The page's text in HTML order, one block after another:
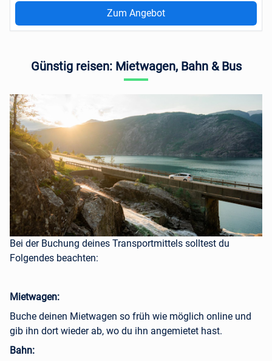
Zum Angebot
Günstig reisen: Mietwagen, Bahn & Bus
Bei der Buchung deines Transportmittels solltest du
Folgendes beachten:
Mietwagen:
Buche deinen Mietwagen so früh wie möglich online und
gib ihn dort wieder ab, wo du ihn angemietet hast.
Bahn: